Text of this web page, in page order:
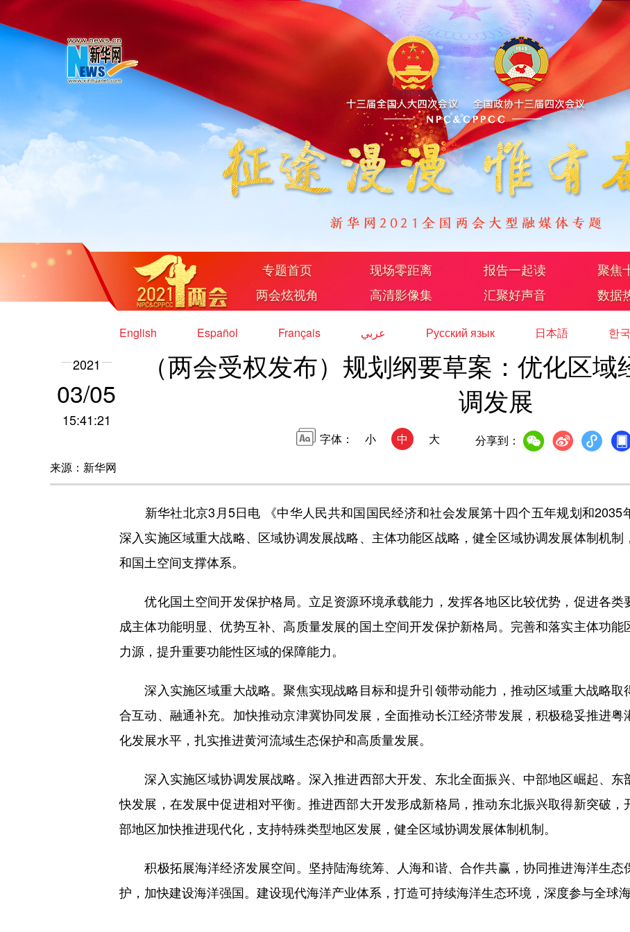
专题首页 现场零距离 报告一起读 聚焦
两会炫视角
高清影像集 汇聚好声音 数据
English Español Français Русский язык 日本語 한
2021
03/05
15:41:21
来源：新华网
（两会受权发布）规划纲要草案：优化区
调发展
字体： 小 中 大 分享到：
新华社北京3月5日电 《中华人民共和国国民经济和社会发展第十四个五年规划和2035
深入实施区域重大战略、区域协调发展战略、主体功能区战略，健全区域协调发展体制机
和国土空间支撑体系。
优化国土空间开发保护格局。立足资源环境承载能力，发挥各地区比较优势，促进各类
成主体功能明显、优势互补、高质量发展的国土空间开发保护新格局。完善和落实主体功
力源，提升重要功能性区域的保障能力。
深入实施区域重大战略。聚焦实现战略目标和提升引领带动能力，推动区域重大战略取
合互动、融通补充。加快推动京津冀协同发展，全面推动长江经济带发展，积极稳妥推进
化发展水平，扎实推进黄河流域生态保护和高质量发展。
深入实施区域协调发展战略。深入推进西部大开发、东北全面振兴、中部地区崛起、东
快发展，在发展中促进相对平衡。推进西部大开发形成新格局，推动东北振兴取得新突破
部地区加快推进现代化，支持特殊类型地区发展，健全区域协调发展体制机制。
积极拓展海洋经济发展空间。坚持陆海统筹、人海和谐、合作共赢，协同推进海洋生态
护，加快建设海洋强国。建设现代海洋产业体系，打造可持续海洋生态环境，深度参与全球海